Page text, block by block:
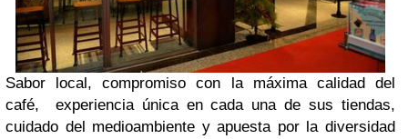
Sabor local,compromiso con la máxima calidad del
café,
experiencia única en cada una de sus tiendas,
cuidado del medioambiente y apuesta por la diversidad